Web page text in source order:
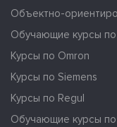
Объектно-
Обучающие курсы по
Курсы по Omron
Курсы по Siemens
Курсы по Regul
Обучающие курсы по